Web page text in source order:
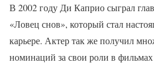
В 2002 году Ди Каприо сыграл
«Ловец снов», который стал
карьере. Актер так же получил
номинаций за свои роли в